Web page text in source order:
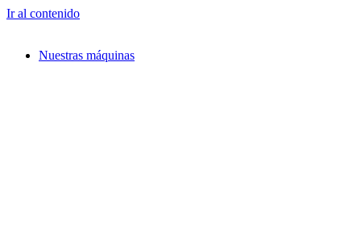
Ir al contenido
Nuestras máquinas